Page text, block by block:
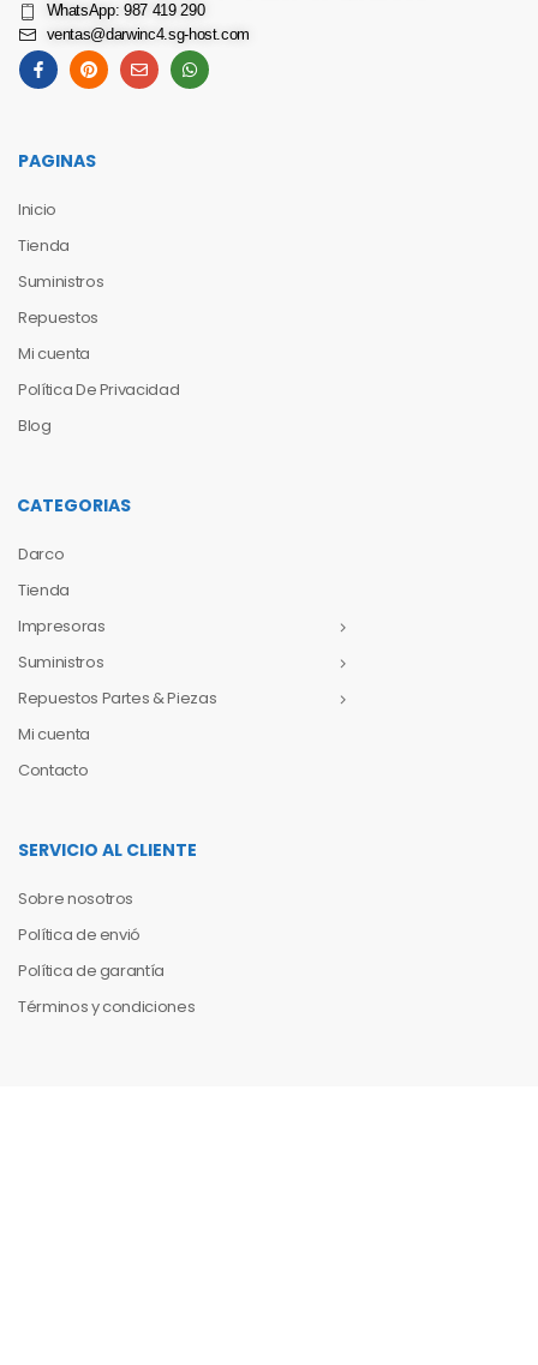
WhatsApp: 987 419 290
ventas@darwinc4.sg-host.com
PAGINAS
Inicio
Tienda
Suministros
Repuestos
Mi cuenta
Política De Privacidad
Blog
CATEGORIAS
Darco
Tienda
Impresoras
Suministros
Repuestos Partes & Piezas
Mi cuenta
Contacto
SERVICIO AL CLIENTE
Sobre nosotros
Política de envió
Política de garantía
Términos y condiciones